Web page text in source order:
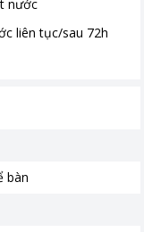
nước
liên tục/sau 72h
bàn